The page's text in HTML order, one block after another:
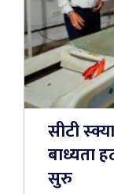
सीटी
बाध्यता
सुरु